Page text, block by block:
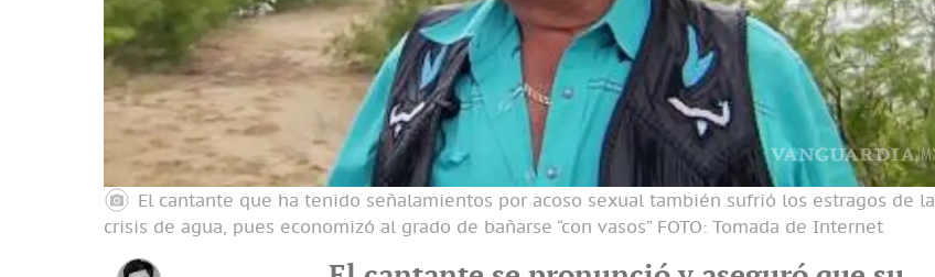
El cantante que ha tenido señalamientos por acoso sexual también sufrió los estragos de la
crisis de agua, pues economizó al grado de bañarse “con vasos” FOTO: Tomada de Internet